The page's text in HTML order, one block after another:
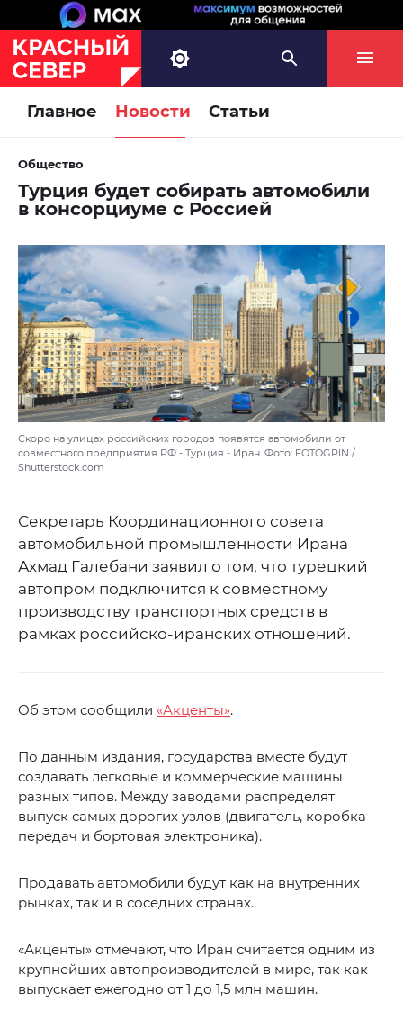
Главное Новости Статьи
Общество
Турция будет собирать автомобили
в консорциуме с Россией
Скоро на улицах российских городов появятся автомобили от
совместного предприятия РФ - Турция - Иран. Фото: FOTOGRIN /
Shutterstock.com
Секретарь Координационного совета
автомобильной промышленности Ирана
Ахмад Галебани заявил о том, что турецкий
автопром подключится к совместному
производству транспортных средств в
рамках российско-иранских отношений.
Об этом сообщили «Акценты».
По данным издания, государства вместе будут
создавать легковые и коммерческие машины
разных типов. Между заводами распределят
выпуск самых дорогих узлов (двигатель, коробка
передач и бортовая электроника).
Продавать автомобили будут как на внутренних
рынках, так и в соседних странах.
«Акценты» отмечают, что Иран считается одним из
крупнейших автопроизводителей в мире, так как
выпускает ежегодно от 1 до 1,5 млн машин.